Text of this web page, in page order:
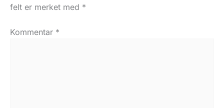
felt er merket med *
Kommentar *